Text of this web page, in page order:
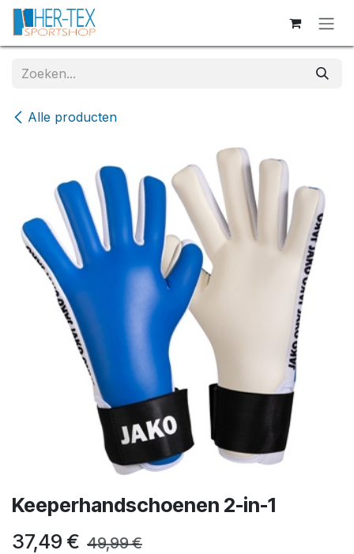
Overslaan naar inhoud
Alle producten
Keeperhandschoenen 2-in-1
37,49 € 49,99€